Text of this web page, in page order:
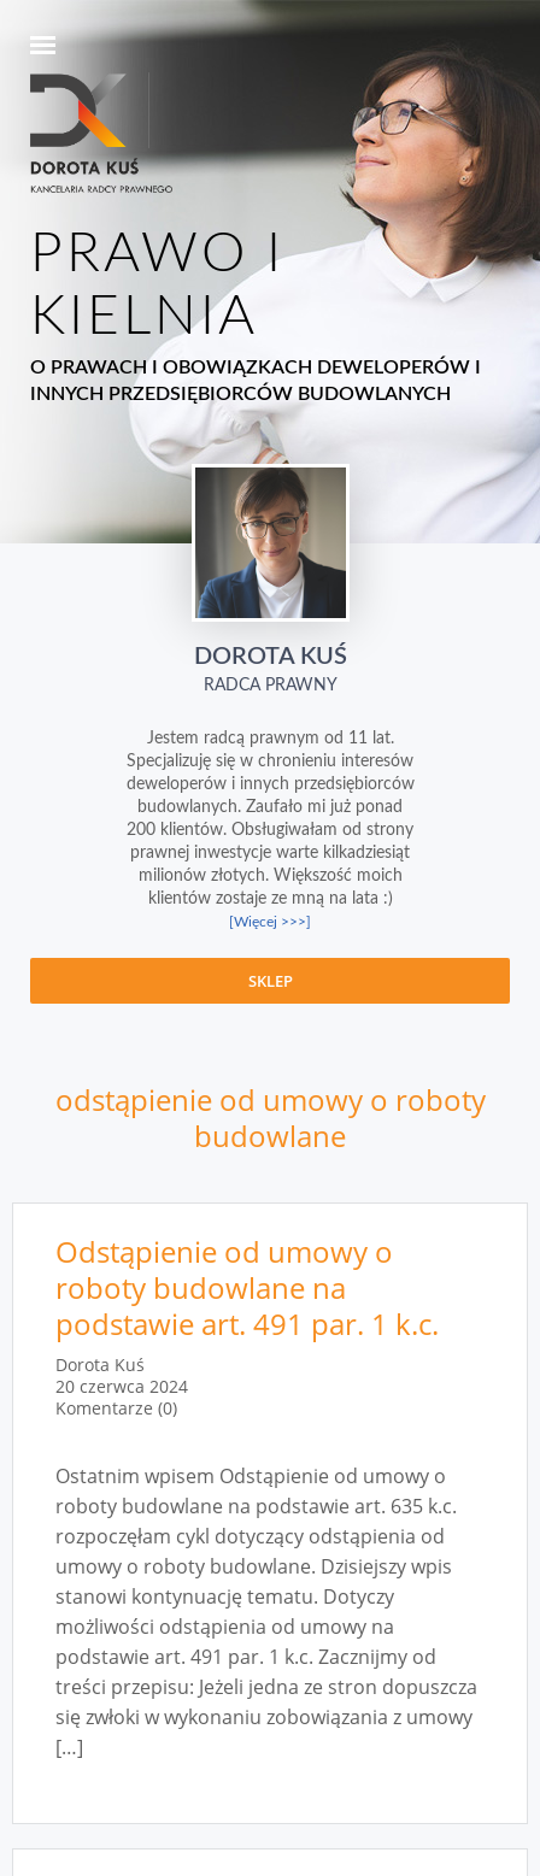
PRAWO I
KIELNIA
O PRAWACH I OBOWIĄZKACH DEWELOPERÓW I
INNYCH PRZEDSIĘBIORCÓW BUDOWLANYCH
DOROTA KUŚ
RADCA PRAWNY
Jestem radcą prawnym od 11 lat.
Specjalizuję się w chronieniu interesów
deweloperów i innych przedsiębiorców
budowlanych. Zaufało mi już ponad
200 klientów. Obsługiwałam od strony
prawnej inwestycje warte kilkadziesiąt
milionów złotych. Większość moich
klientów zostaje ze mną na lata :)
[Więcej >>>]
SKLEP
odstąpienie od umowy o roboty
budowlane
Odstąpienie od umowy o
roboty budowlane na
podstawie art. 491 par. 1 k.c.
Dorota Kuś
20 czerwca 2024
Komentarze (0)
Ostatnim wpisem Odstąpienie od umowy o
roboty budowlane na podstawie art. 635 k.c.
rozpoczęłam cykl dotyczący odstąpienia od
umowy o roboty budowlane. Dzisiejszy wpis
stanowi kontynuację tematu. Dotyczy
możliwości odstąpienia od umowy na
podstawie art. 491 par. 1 k.c. Zacznijmy od
treści przepisu: Jeżeli jedna ze stron dopuszcza
się zwłoki w wykonaniu zobowiązania z umowy
[…]